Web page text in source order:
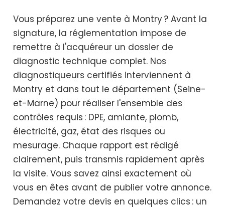
Vous préparez une vente à Montry ? Avant la
signature, la réglementation impose de
remettre à l'acquéreur un dossier de
diagnostic technique complet. Nos
diagnostiqueurs certifiés interviennent à
Montry et dans tout le département (Seine-
et-Marne) pour réaliser l'ensemble des
contrôles requis : DPE, amiante, plomb,
électricité, gaz, état des risques ou
mesurage. Chaque rapport est rédigé
clairement, puis transmis rapidement après
la visite. Vous savez ainsi exactement où
vous en êtes avant de publier votre annonce.
Demandez votre devis en quelques clics : un